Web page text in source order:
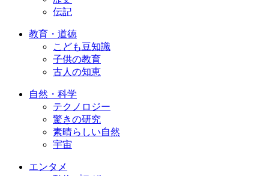
伝記
教育・道徳
こども豆知識
子供の教育
古人の知恵
自然・科学
テクノロジー
驚きの研究
素晴らしい自然
宇宙
エンタメ